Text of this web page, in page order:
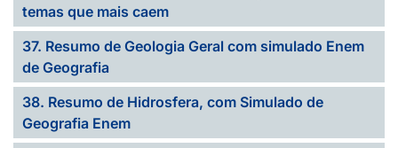
temas que mais caem
37. Resumo de Geologia Geral com simulado Enem
de Geografia
38. Resumo de Hidrosfera, com Simulado de
Geografia Enem